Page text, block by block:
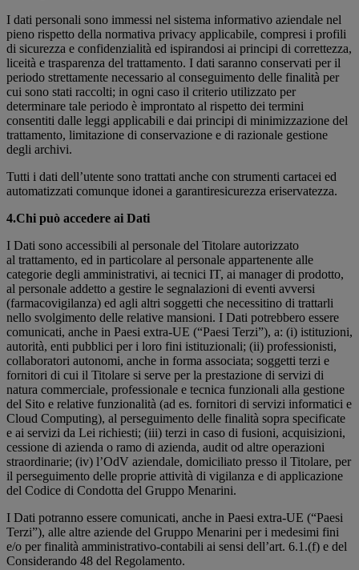
I dati personali sono immessi nel sistema informativo aziendale nel
pieno rispetto della normativa privacy applicabile, compresi i profili
di sicurezza e confidenzialità ed ispirandosi ai principi di correttezza,
liceità e trasparenza del trattamento. I dati saranno conservati per il
periodo strettamente necessario al conseguimento delle finalità per
cui sono stati raccolti; in ogni caso il criterio utilizzato per
determinare tale periodo è improntato al rispetto dei termini
consentiti dalle leggi applicabili e dai principi di minimizzazione del
trattamento, limitazione di conservazione e di razionale gestione
degli archivi.
Tutti i dati dell’utente sono trattati anche con strumenti cartacei ed
automatizzati comunque idonei a garantiresicurezza eriservatezza.
4.Chi può accedere ai Dati
I Dati sono accessibili al personale del Titolare autorizzato
al trattamento, ed in particolare al personale appartenente alle
categorie degli amministrativi, ai tecnici IT, ai manager di prodotto,
al personale addetto a gestire le segnalazioni di eventi avversi
(farmacovigilanza) ed agli altri soggetti che necessitino di trattarli
nello svolgimento delle relative mansioni. I Dati potrebbero essere
comunicati, anche in Paesi extra-UE (“Paesi Terzi”), a: (i) istituzioni,
autorità, enti pubblici per i loro fini istituzionali; (ii) professionisti,
collaboratori autonomi, anche in forma associata; soggetti terzi e
fornitori di cui il Titolare si serve per la prestazione di servizi di
natura commerciale, professionale e tecnica funzionali alla gestione
del Sito e relative funzionalità (ad es. fornitori di servizi informatici e
Cloud Computing), al perseguimento delle finalità sopra specificate
e ai servizi da Lei richiesti; (iii) terzi in caso di fusioni, acquisizioni,
cessione di azienda o ramo di azienda, audit od altre operazioni
straordinarie; (iv) l’OdV aziendale, domiciliato presso il Titolare, per
il perseguimento delle proprie attività di vigilanza e di applicazione
del Codice di Condotta del Gruppo Menarini.
I Dati potranno essere comunicati, anche in Paesi extra-UE (“Paesi
Terzi”), alle altre aziende del Gruppo Menarini per i medesimi fini
e/o per finalità amministrativo-contabili ai sensi dell’art. 6.1.(f) e del
Considerando 48 del Regolamento.